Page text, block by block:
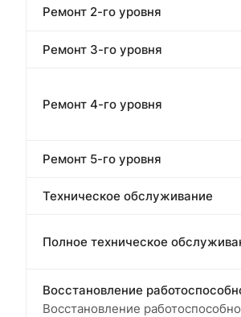
Ремонт 2-го уровня
Ремонт 3-го уровня
Ремонт 4-го уровня
Ремонт 5-го уровня
Техническое обслуживание
Полное техническое
Восстановление
Восстановление